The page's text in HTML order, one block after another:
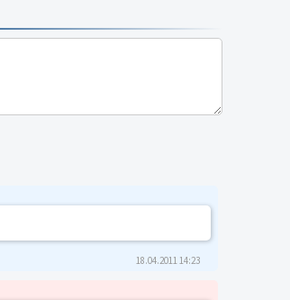
18.04.2011 14:23